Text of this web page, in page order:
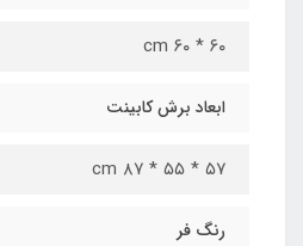
۶۰ * ۶۰ cm
ابعاد برش کابینت
۵۷ * ۵۵ * ۸۷ cm
رنگ فر